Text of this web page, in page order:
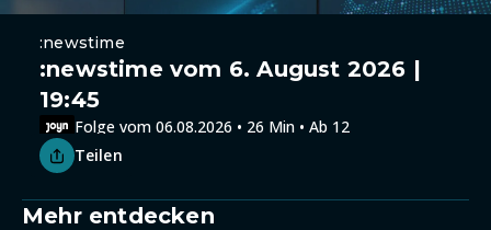
:newstime
:newstime vom 6. August 2026 |
19:45
Folge vom 06.08.2026 • 26 Min • Ab 12
Teilen
Mehr entdecken